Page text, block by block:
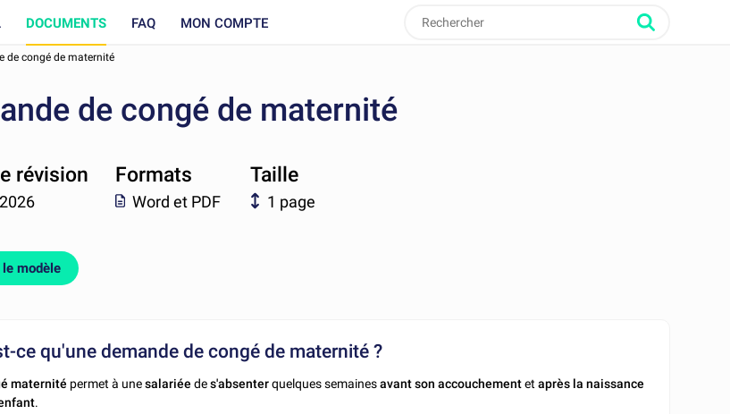
DOCUMENTS FAQ MON COMPTE
de congé de maternité
de congé de maternité
révision Formats
Word et PDF
Taille
1 page
modèle
ce qu'une demande de congé de maternité ?
maternité permet à unesalariée des'absenterquelques semainesavant son accouchementetaprès la naissance
.